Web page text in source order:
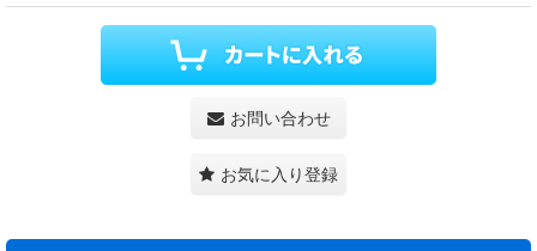
お問い合わせ
お気に入り登録